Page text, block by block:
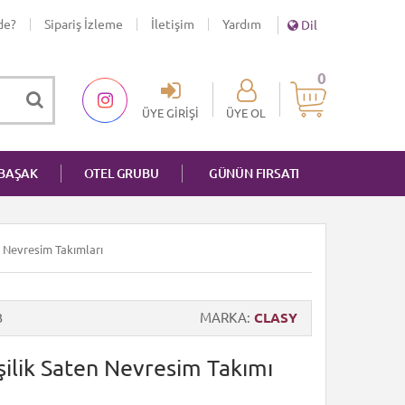
Sipariş İzleme İletişim Yardım Dil
0
ÜYE GIRIŞI ÜYE OL
OTEL GRUBU GÜNÜN FIRSATI
Takımları
MARKA CLASY
Saten Nevresim Takımı